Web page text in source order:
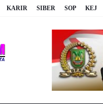
KARIR SIBER SOP KEJ